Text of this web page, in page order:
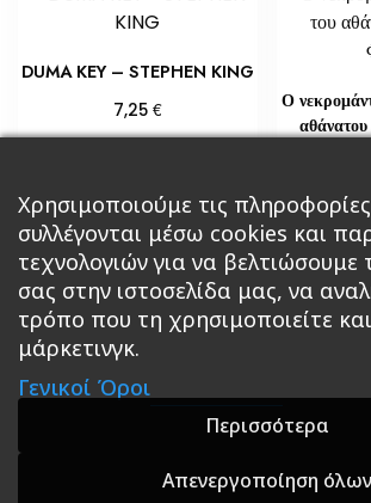
DUMA KEY – STEPHEN KING
7,25 €
Ο
Κεντρική Βιβλία
Roleplaying Games Ψυχαγωγία
Σε Προσφορά
A theme by GradientThemes - A
Χρησιμοποιούμε τις
συλλέγονται μέσω cookies και
τεχνολογιών για να βελτιώσουμε
σας στην ιστοσελίδα μας, να
τρόπο που τη χρησιμοποιείτε
μάρκετινγκ.
Γενικοί Όροι
Περισσότερα
Απενεργοποίηση όλων